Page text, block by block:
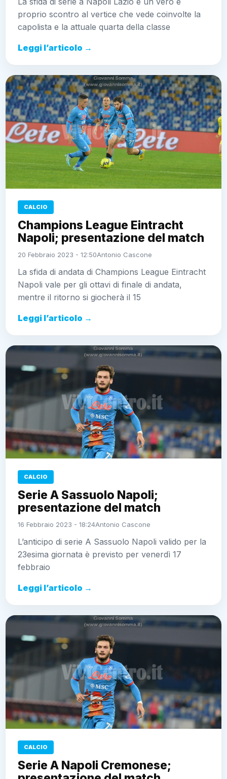
proprio scontro al vertice che vede coinvolte la
capolista e la attuale quarta della classe
Leggi l’articolo →
CALCIO
Champions League Eintracht
Napoli; presentazione del match
20 Febbraio 2023 - 12:50Antonio Cascone
La sfida di andata di Champions League Eintracht
Napoli vale per gli ottavi di finale di andata,
mentre il ritorno si giocherà il 15
Leggi l’articolo →
CALCIO
Serie A Sassuolo Napoli;
presentazione del match
16 Febbraio 2023 - 18:24Antonio Cascone
L’anticipo di serie A Sassuolo Napoli valido per la
23esima giornata è previsto per venerdì 17
febbraio
Leggi l’articolo →
CALCIO
Serie A Napoli Cremonese;